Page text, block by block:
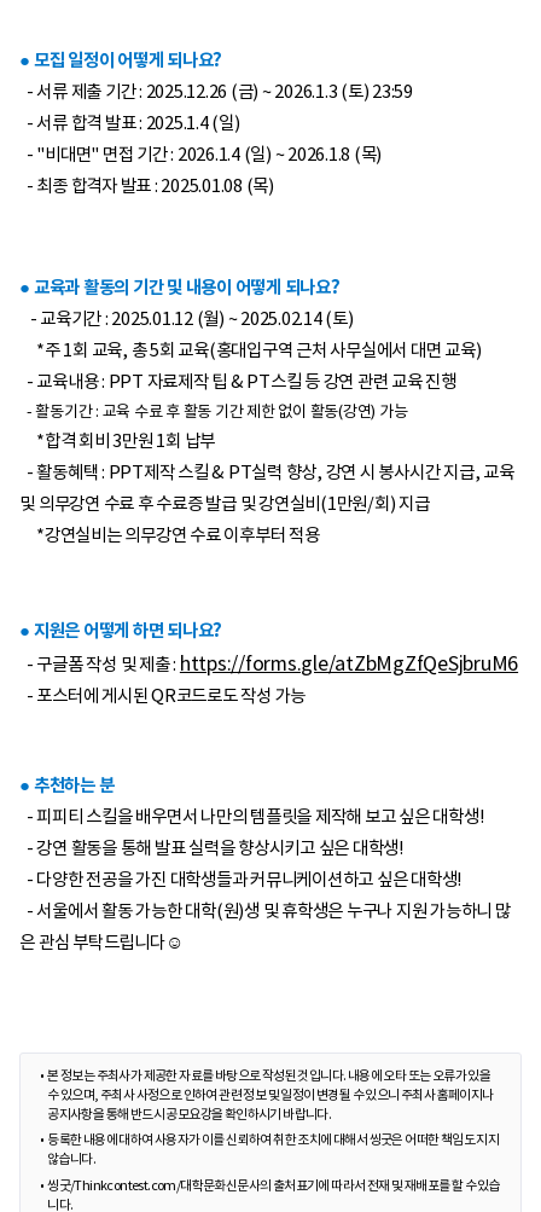
● 모집 일정이 어떻게 되나요?
- 서류 제출 기간 : 2025.12.26 (금) ~ 2026.1.3 (토) 23:59
- 서류 합격 발표 : 2025.1.4 (일)
- "비대면" 면접 기간 : 2026.1.4 (일) ~ 2026.1.8 (목)
- 최종 합격자 발표 : 2025.01.08 (목)
● 교육과 활동의 기간 및 내용이 어떻게 되나요?
- 교육기간 : 2025.01.12 (월) ~ 2025.02.14 (토)
*주 1회 교육, 총 5회 교육(홍대입구역 근처 사무실에서 대면 교육)
- 교육내용 : PPT 자료제작 팁 & PT스킬 등 강연 관련 교육 진행
- 활동기간 : 교육 수료 후 활동 기간 제한 없이 활동(강연) 가능
*합격 회비 3만원 1회 납부
- 활동혜택 : PPT제작 스킬 & PT실력 향상, 강연 시 봉사시간 지급, 교육
및 의무강연 수료 후 수료증 발급 및 강연실비(1만원/회) 지급
*강연실비는 의무강연 수료 이후부터 적용
● 지원은 어떻게 하면 되나요?
- 구글폼 작성 및 제출 : https://forms.gle/atZbMgZfQeSjbruM6
- 포스터에 게시된 QR코드로도 작성 가능
● 추천하는 분
-피피티 스킬을 배우면서 나만의 템플릿을 제작해 보고 싶은 대학생!
- 강연 활동을 통해 발표 실력을 향상시키고 싶은 대학생!
- 다양한 전공을 가진 대학생들과 커뮤니케이션하고 싶은 대학생!
- 서울에서 활동 가능한 대학(원)생 및 휴학생은 누구나 지원 가능하니 많
은 관심 부탁드립니다☺️
본 정보는 주최사가 제공한 자료를 바탕으로 작성된 것입니다. 내용에 오타 또는 오류가 있을
수 있으며, 주최사 사정으로 인하여 관련 정보 및 일정이 변경될 수 있으니 주최사 홈페이지나
공지사항을 통해 반드시 공모요강을 확인하시기 바랍니다.
등록한 내용에 대하여 사용자가 이를 신뢰하여 취한 조치에 대해서 씽굿은 어떠한 책임도 지지
않습니다.
씽굿/Thinkcontest.com/대학문화신문사의 출처표기에 따라서 전재 및 재배포를 할 수 있습
니다.